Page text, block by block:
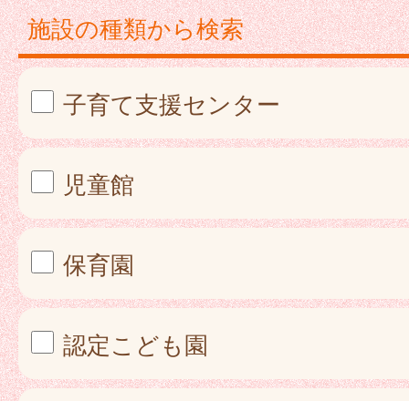
施設の種類から検索
子育て支援センター
児童館
保育園
認定こども園